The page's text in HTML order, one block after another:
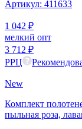
Артикул: 411633
1 042 ₽
мелкий опт
3 712 ₽
РРЦ
New
Комплект
пыльная роза,